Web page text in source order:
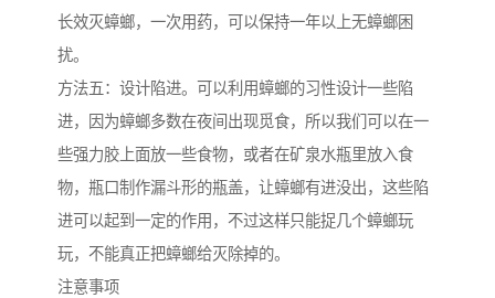
长效灭蟑螂，一次用药，可以保持一年以上无蟑螂困
扰。
方法五：设计陷进。可以利用蟑螂的习性设计一些陷
进，因为蟑螂多数在夜间出现觅食，所以我们可以在一
些强力胶上面放一些食物，或者在矿泉水瓶里放入食
物，瓶口制作漏斗形的瓶盖，让蟑螂有进没出，这些陷
进可以起到一定的作用，不过这样只能捉几个蟑螂玩
玩，不能真正把蟑螂给灭除掉的。
注意事项